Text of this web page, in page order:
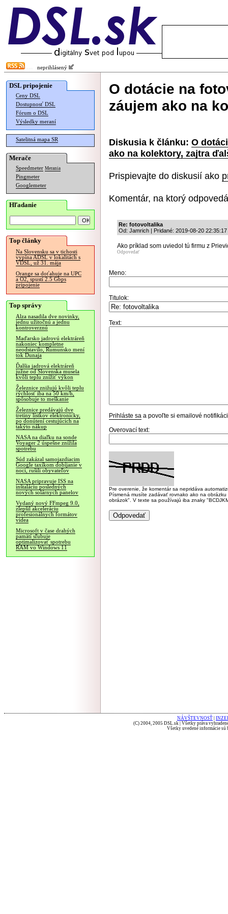
neprihlásený
DSL pripojenie
Ceny DSL
Dostupnosť DSL
Fórum o DSL
Výsledky meraní
Satelitná mapa SR
Merače
Speedmeter Merania
Pingmeter
Googlemeter
Hľadanie
Top články
Na Slovensku sa v tichosti
vypína ADSL v lokalitách s
VDSL, už 31. mája
Orange sa doťahuje na UPC
a O2, spustí 2.5 Gbps
pripojenie
Top správy
Alza nasadila dve novinky,
jednu užitočnú a jednu
kontroverznú
Maďarsko jadrovú elektráreň
nakoniec kompletne
neodstavilo, Rumunsko mení
tok Dunaja
Ďalšia jadrová elektráreň
južne od Slovenska musela
kvôli teplu znížiť výkon
Železnice znižujú kvôli teplu
rýchlosť iba na 50 km/h,
spôsobuje to meškanie
Železnice predávajú dve
tretiny lístkov elektronicky,
po donútení cestujúcich na
takýto nákup
NASA na diaľku na sonde
Voyager 2 úspešne znížila
spotrebu
Súd zakázal samojazdiacim
Google taxíkom dobíjanie v
noci, rušili obyvateľov
NASA pripravuje ISS na
inštaláciu posledných
nových solárnych panelov
Vydaný nový FFmpeg 9.0,
zlepšil akceleráciu
profesionálnych formátov
videa
Microsoft v čase drahých
pamätí sľubuje
optimalizovať spotrebu
RAM vo Windows 11
O dotácie na
záujem ako na
Diskusia k článku: O
ako na kolektory, zajtra
Prispievajte do diskusií ako
Komentár, na ktorý
Re: fotovoltalika
Od: Jamrich | Pridané: 2019-08-20 22:35:17
Ako príklad som uviedol tú firmu z
Odpovedať
Meno:
Titulok:
Text:
Prihláste sa a povoľte si emailové
Overovací text:
Pre overenie, že komentár sa nepridáva
Písmená musíte zadávať rovnako ako na
obrázok". V texte sa používajú iba znaky
NÁVŠTEVNOSŤ
(C) 2004, 2005 DSL.sk | Všetky práva
Všetky uvedené informácie sú